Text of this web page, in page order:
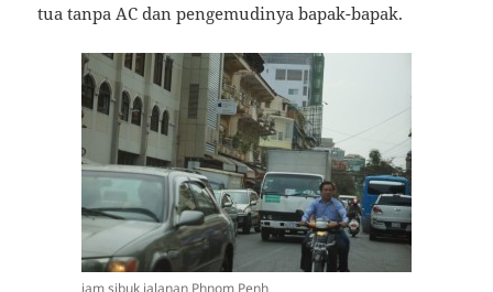
tua tanpa AC dan pengemudinya bapak-bapak.
jam sibuk jalanan Phnom Penh